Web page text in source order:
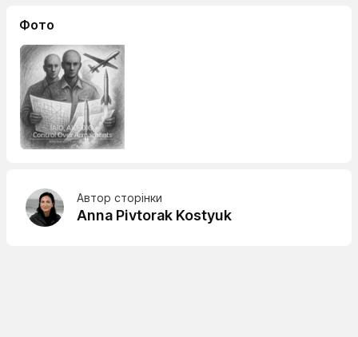
Фото
Автор сторінки
Anna Pivtorak Kostyuk